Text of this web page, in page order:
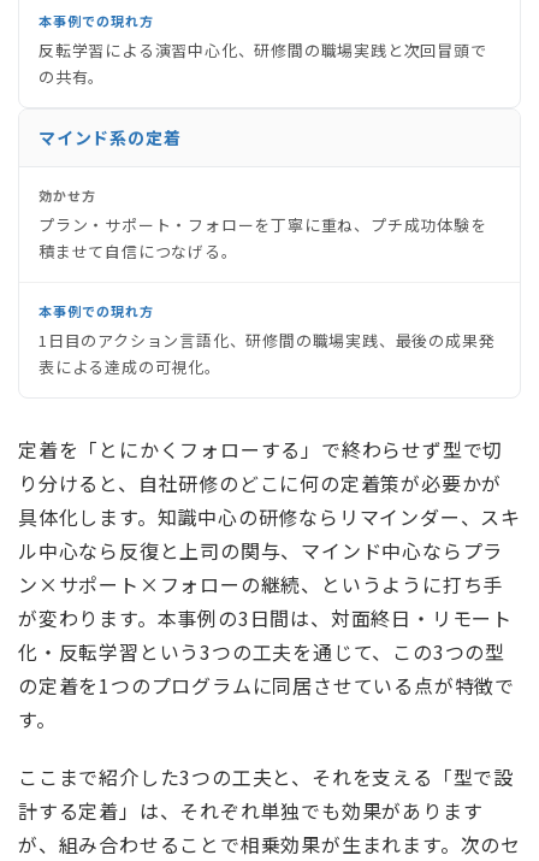
本事例での現れ方
反転学習による演習中心化、研修間の職場実践と次回冒頭で
の共有。
マインド系の定着
効かせ方
プラン・サポート・フォローを丁寧に重ね、プチ成功体験を
積ませて自信につなげる。
本事例での現れ方
1日目のアクション言語化、研修間の職場実践、最後の成果発
表による達成の可視化。
定着を「とにかくフォローする」で終わらせず型で切
り分けると、自社研修のどこに何の定着策が必要かが
具体化します。知識中心の研修ならリマインダー、スキ
ル中心なら反復と上司の関与、マインド中心ならプラ
ン×サポート×フォローの継続、というように打ち手
が変わります。本事例の3日間は、対面終日・リモート
化・反転学習という3つの工夫を通じて、この3つの型
の定着を1つのプログラムに同居させている点が特徴で
す。
ここまで紹介した3つの工夫と、それを支える「型で設
計する定着」は、それぞれ単独でも効果があります
が、組み合わせることで相乗効果が生まれます。次のセ